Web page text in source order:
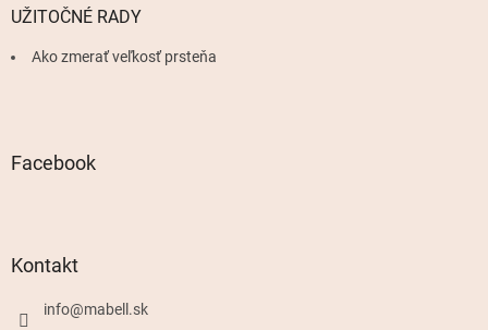
UŽITOČNÉ RADY
Ako zmerať veľkosť prsteňa
Facebook
Kontakt
info@mabell.sk